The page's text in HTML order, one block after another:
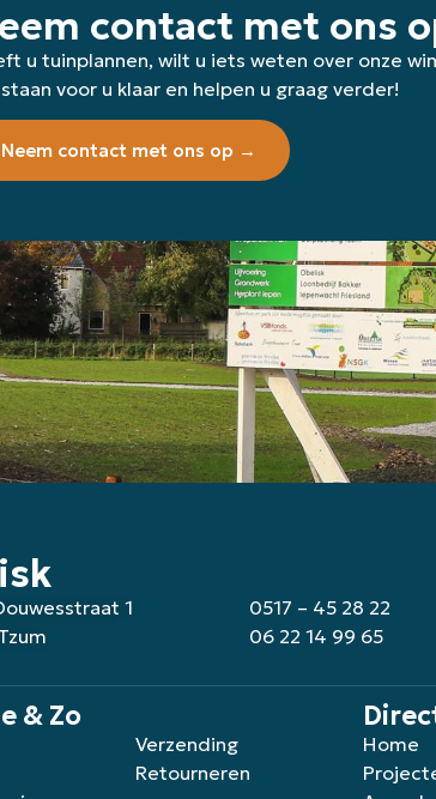
contact met ons
u tuinplannen, wilt u iets weten over onze
voor u klaar en helpen u graag verder!
Neem contact met ons op →
1
0517 – 45 28 22
06 22 14 99 65
& Zo
Verzending
Retourneren
Home